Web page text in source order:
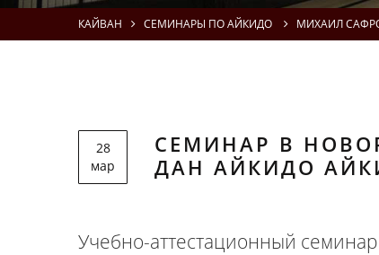
КАЙВАН СЕМИНАРЫ ПО АЙКИДО МИХАИЛ
28
мар
СЕМИНАР В
ДАН АЙКИДО
Учебно-аттестационный